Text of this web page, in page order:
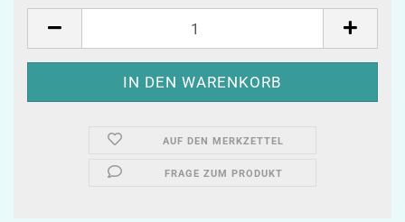
AUF DEN MERKZETTEL
FRAGE ZUM PRODUKT